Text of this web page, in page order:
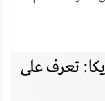
تعرف على